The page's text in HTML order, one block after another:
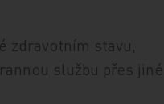
zdravotním stavu,
službu přes jiné